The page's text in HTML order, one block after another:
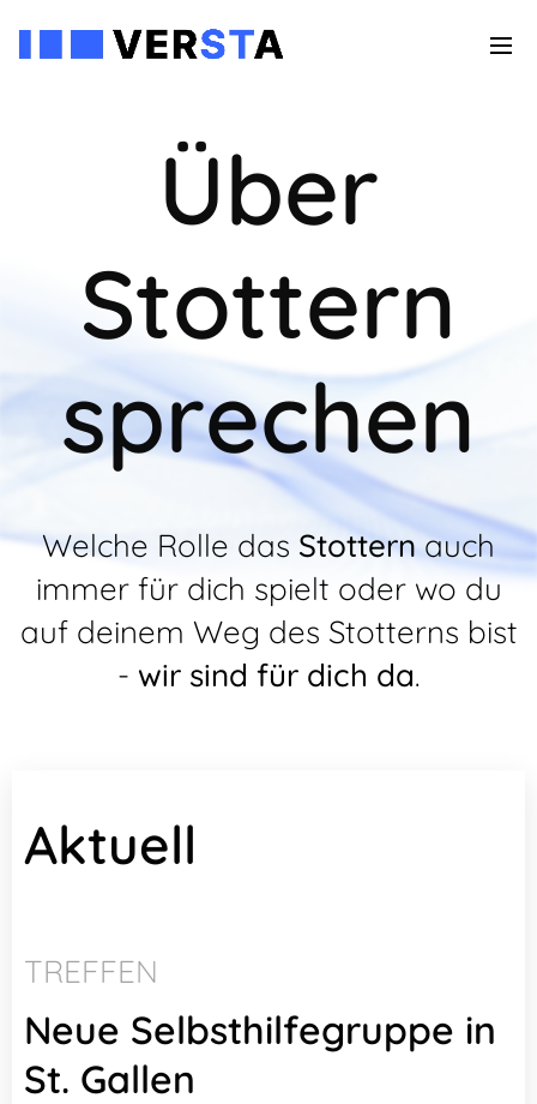
Über
Stottern
sprechen
Welche Rolle das Stotternauch
immer für dich spielt oder wo du
auf deinem Weg des Stotterns bist
- wir sind für dich da.
Aktuell
TREFFEN
Neue Selbsthilfegruppe in
St. Gallen